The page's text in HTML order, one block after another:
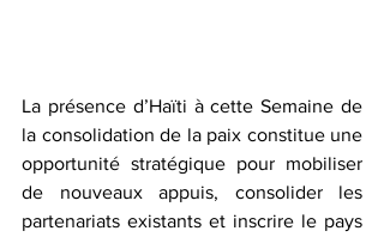
La présence d’Haïti à cette Semaine de
la consolidation de la paix constitue une
opportunité stratégique pour mobiliser
de nouveaux appuis, consolider les
partenariats existants et inscrire le pays